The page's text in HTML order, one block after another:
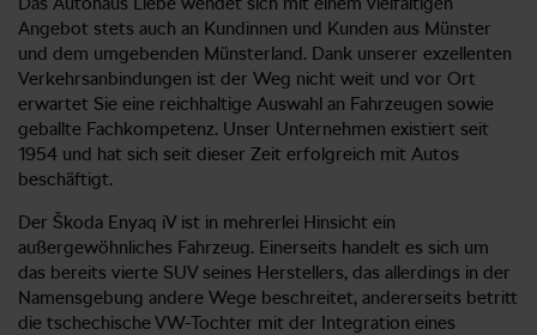
Angebot stets auch an Kundinnen und Kunden aus Münster
und dem umgebenden Münsterland. Dank unserer exzellenten
Verkehrsanbindungen ist der Weg nicht weit und vor Ort
erwartet Sie eine reichhaltige Auswahl an Fahrzeugen sowie
geballte Fachkompetenz. Unser Unternehmen existiert seit
1954 und hat sich seit dieser Zeit erfolgreich mit Autos
beschäftigt.
Der Škoda Enyaq iV ist in mehrerlei Hinsicht ein
außergewöhnliches Fahrzeug. Einerseits handelt es sich um
das bereits vierte SUV seines Herstellers, das allerdings in der
Namensgebung andere Wege beschreitet, andererseits betritt
die tschechische VW-Tochter mit der Integration eines